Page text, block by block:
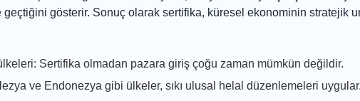
gösterir. Sonuç olarak sertifika, küresel ekonominin stratejik
Sertifika olmadan pazara giriş çoğu zaman mümkün değildir.
ve Endonezya gibi ülkeler, sıkı ulusal helal düzenlemeleri uygular.